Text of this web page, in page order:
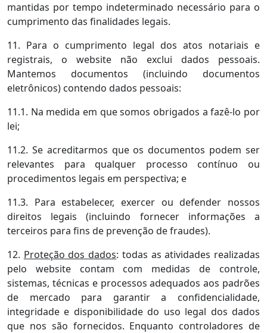
mantidas por tempo indeterminado necessário para o
cumprimento das finalidades legais.
11. Para o cumprimento legal dos atos notariais e
registrais, o website não exclui dados pessoais.
Mantemos documentos (incluindo documentos
eletrônicos) contendo dados pessoais:
11.1. Na medida em que somos obrigados a fazê-lo por
lei;
11.2. Se acreditarmos que os documentos podem ser
relevantes para qualquer processo contínuo ou
procedimentos legais em perspectiva; e
11.3. Para estabelecer, exercer ou defender nossos
direitos legais (incluindo fornecer informações a
terceiros para fins de prevenção de fraudes).
12. Proteção dos dados: todas as atividades realizadas
pelo website contam com medidas de controle,
sistemas, técnicas e processos adequados aos padrões
de mercado para garantir a confidencialidade,
integridade e disponibilidade do uso legal dos dados
que nos são fornecidos. Enquanto controladores de